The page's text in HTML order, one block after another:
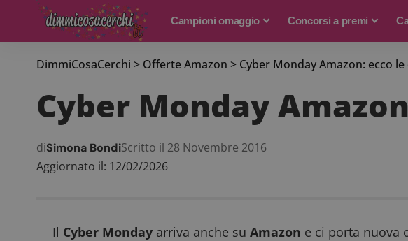
Campioni omaggio Concorsi a premi
DimmiCosaCerchi > Offerte Amazon > Cyber Monday Amazon: ecco
Cyber Monday
Aggiornato il: 12/02/2026
diSimona BondiScritto il 28 Novembre 2016
Il Cyber Monday arriva anche suAmazon e ci porta nuova